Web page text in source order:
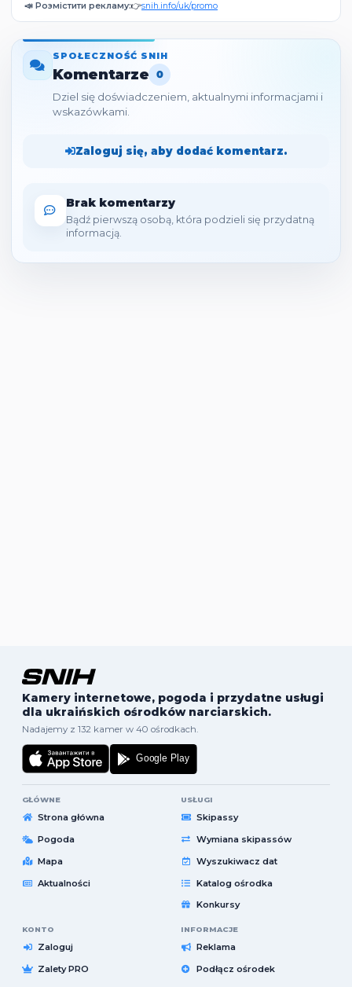
📣 Розмістити рекламу:👉snih.info/uk/promo
SPOŁECZNOŚĆ SNIH
Komentarze 0
Dziel się doświadczeniem, aktualnymi informacjami i
wskazówkami.
Zaloguj się, aby dodać komentarz.
Brak komentarzy
Bądź pierwszą osobą, która podzieli się przydatną
informacją.
Kamery internetowe, pogoda i przydatne usługi
dla ukraińskich ośrodków narciarskich.
Nadajemy z 132 kamer w 40 ośrodkach.
GŁÓWNE
Strona główna
Pogoda
Mapa
Aktualności
USŁUGI
Skipassy
Wymiana skipassów
Wyszukiwacz dat
Katalog ośrodka
Konkursy
KONTO
Zaloguj
Zalety PRO
INFORMACJE
Reklama
Podłącz ośrodek